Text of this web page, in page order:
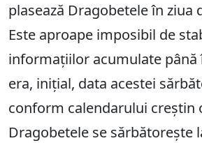
plasează Dragobetele în ziua
Este aproape imposibil de
informațiilor acumulate până
era, inițial, data acestei
conform calendarului creștin
Dragobetele se sărbătorește